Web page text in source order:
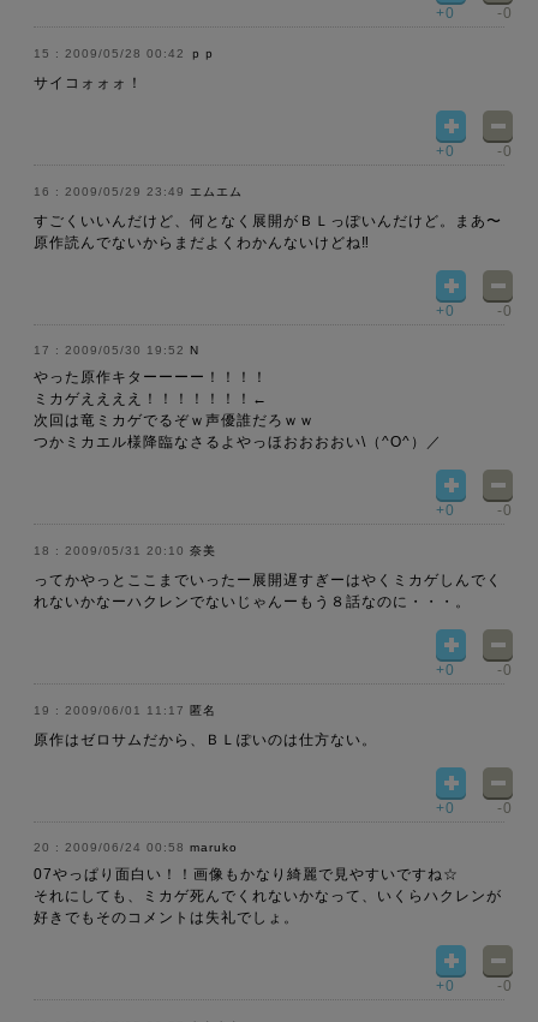
+0 -0
2009/05/28 00:42 ｐｐ
サイコォォォ！
+0 -0
2009/05/29 23:49 エムエム
すごくいいんだけど、何となく展開がＢＬっぽいんだけど。まあ〜
原作読んでないからまだよくわかんないけどね‼
+0 -0
2009/05/30 19:52 N
やった原作キターーーー！！！！
ミカゲええええ！！！！！！！←
次回は竜ミカゲでるぞｗ声優誰だろｗｗ
つかミカエル様降臨なさるよやっほおおおおい\（^O^）／
+0 -0
2009/05/31 20:10 奈美
ってかやっとここまでいったー展開遅すぎーはやくミカゲしんでく
れないかなーハクレンでないじゃんーもう８話なのに・・・。
+0 -0
2009/06/01 11:17 匿名
原作はゼロサムだから、ＢＬぽいのは仕方ない。
+0 -0
2009/06/24 00:58 maruko
07やっぱり面白い！！画像もかなり綺麗で見やすいですね☆
それにしても、ミカゲ死んでくれないかなって、いくらハクレンが
好きでもそのコメントは失礼でしょ。
+0 -0